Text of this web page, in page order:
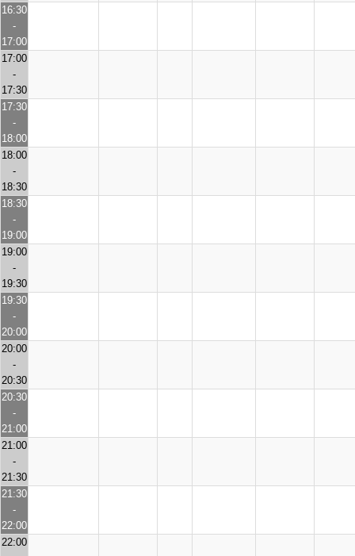
16:30
-
17:00
17:00
-
17:30
17:30
-
18:00
18:00
-
18:30
18:30
-
19:00
19:00
-
19:30
19:30
-
20:00
20:00
-
20:30
20:30
-
21:00
21:00
-
21:30
21:30
-
22:00
22:00